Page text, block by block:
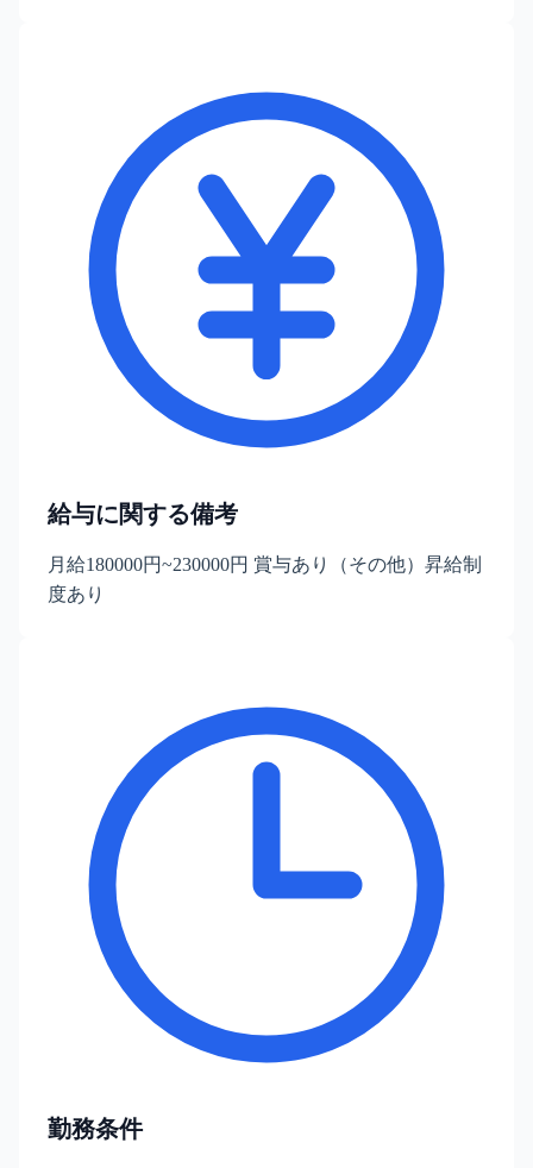
給与に関する備考
月給180000円~230000円 賞与あり（その他）昇給制
度あり
勤務条件